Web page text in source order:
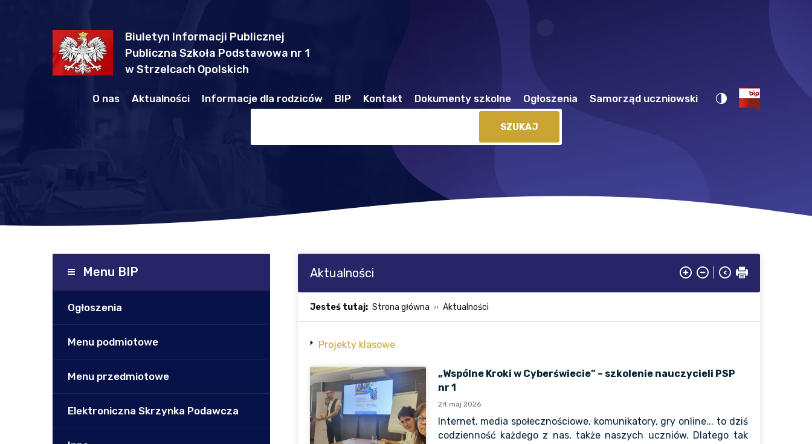
Biuletyn Informacji Publicznej
Publiczna Szkoła Podstawowa nr 1
w Strzelcach Opolskich
O nas Aktualności Informacje dla rodziców BIP Kontakt Dokumenty szkolne Ogłoszenia Samorząd uczniowski
Menu BIP
Ogłoszenia
Menu podmiotowe
Menu przedmiotowe
Elektroniczna Skrzynka Podawcza
Aktualności
Jesteś tutaj: Strona główna Aktualności
Projekty klasowe
„Wspólne Kroki w Cyberświecie” – szkolenie nauczycieli PSP
nr 1
24 maj 2026
Internet, media społecznościowe, komunikatory, gry online... to dziś
codzienność każdego z nas, także naszych uczniów. Dlatego tak